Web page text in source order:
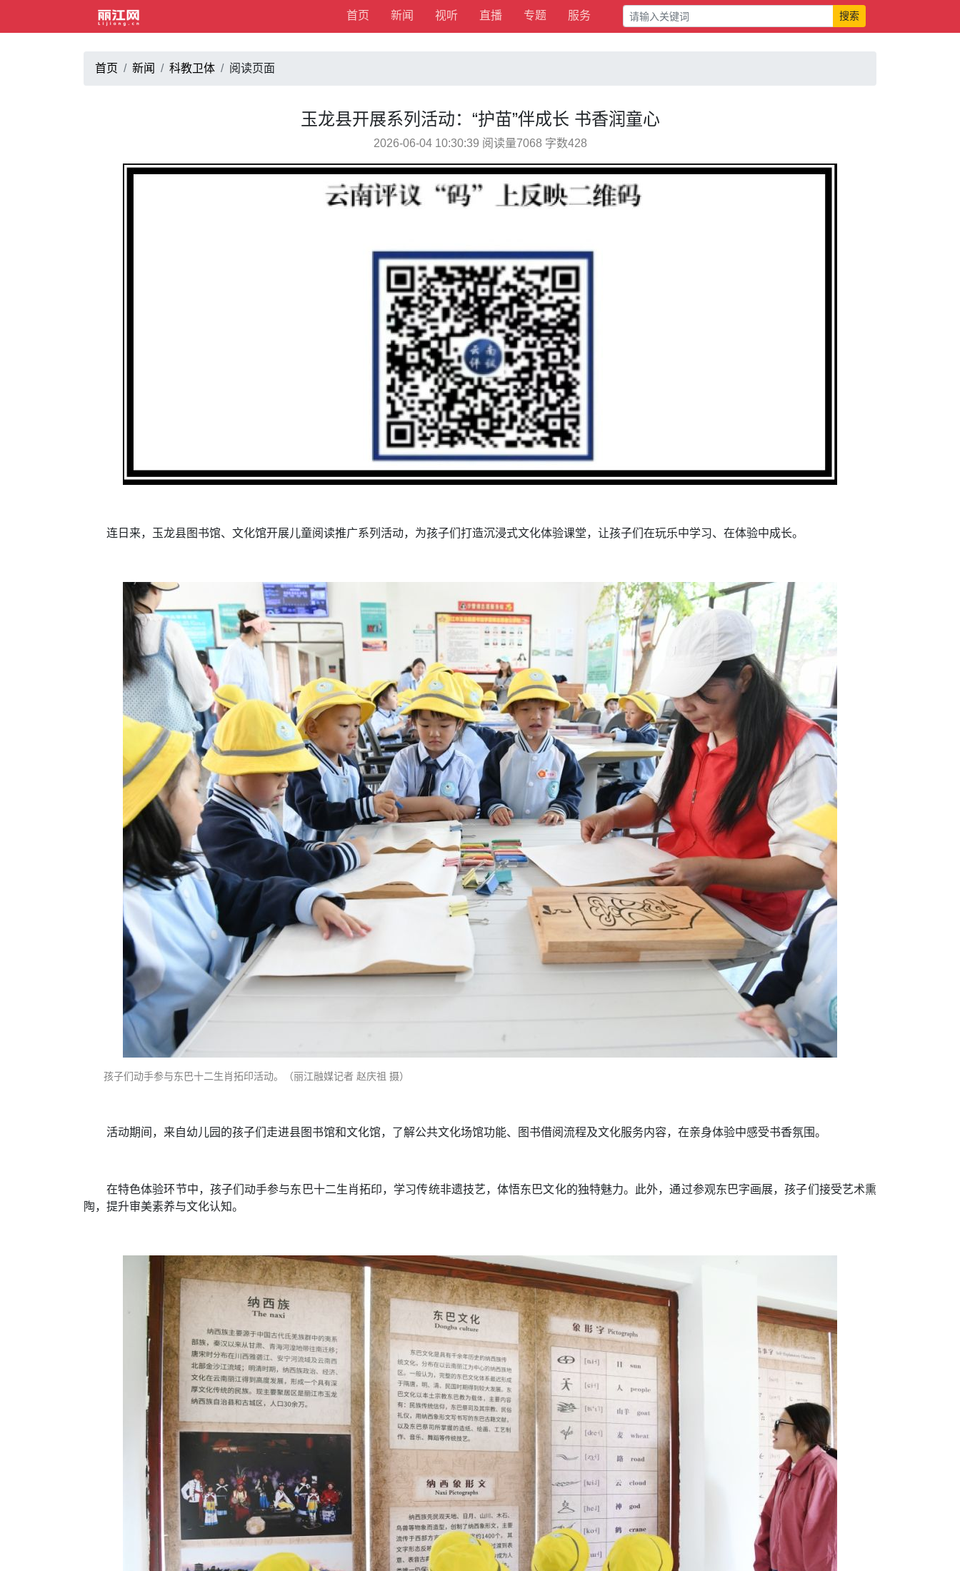
首页 新闻 视听 直播 专题 服务 搜索
首页 新闻 科教卫体 阅读页面
玉龙县开展系列活动：“护苗”伴成长 书香润童心
2026-06-04 10:30:39 阅读量7068 字数428
连日来，玉龙县图书馆、文化馆开展儿童阅读推广系列活动，为孩子们打造沉浸式文化体验课堂，让孩子们在玩乐中学习、在体验中成长。
孩子们动手参与东巴十二生肖拓印活动。（丽江融媒记者 赵庆祖 摄）
活动期间，来自幼儿园的孩子们走进县图书馆和文化馆，了解公共文化场馆功能、图书借阅流程及文化服务内容，在亲身体验中感受书香氛围。
在特色体验环节中，孩子们动手参与东巴十二生肖拓印，学习传统非遗技艺，体悟东巴文化的独特魅力。此外，通过参观东巴字画展，孩子们接受艺术熏
陶，提升审美素养与文化认知。